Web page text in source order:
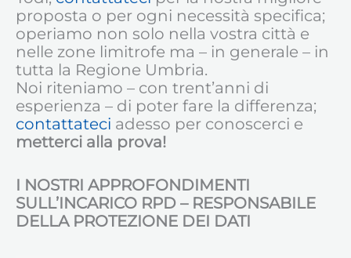
proposta o per ogni necessità specifica;
operiamo non solo nella vostra città e
nelle zone limitrofe ma – in generale – in
tutta la Regione Umbria.
Noi riteniamo – con trent’anni di
esperienza – di poter fare la differenza;
contattateci adesso per conoscerci e
metterci alla prova!
I NOSTRI APPROFONDIMENTI
SULL’INCARICO RPD – RESPONSABILE
DELLA PROTEZIONE DEI DATI